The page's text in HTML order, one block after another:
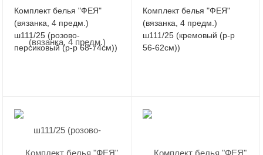
Комплект белья "ФЕЯ"
(вязанка, 4 предм.)
ш111/25 (розово-
персиковый (р-р 68-74см))
Комплект белья "ФЕЯ"
(вязанка, 4 предм.)
ш111/25 (кремовый (р-р
56-62см))